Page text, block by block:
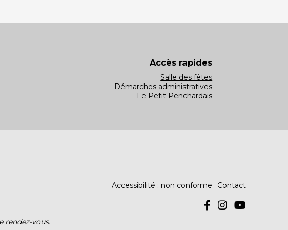
Accès rapides
Salle des fêtes
Démarches administratives
Le Petit Penchardais
rendez-vous.
Accessibilité : non conforme Contact